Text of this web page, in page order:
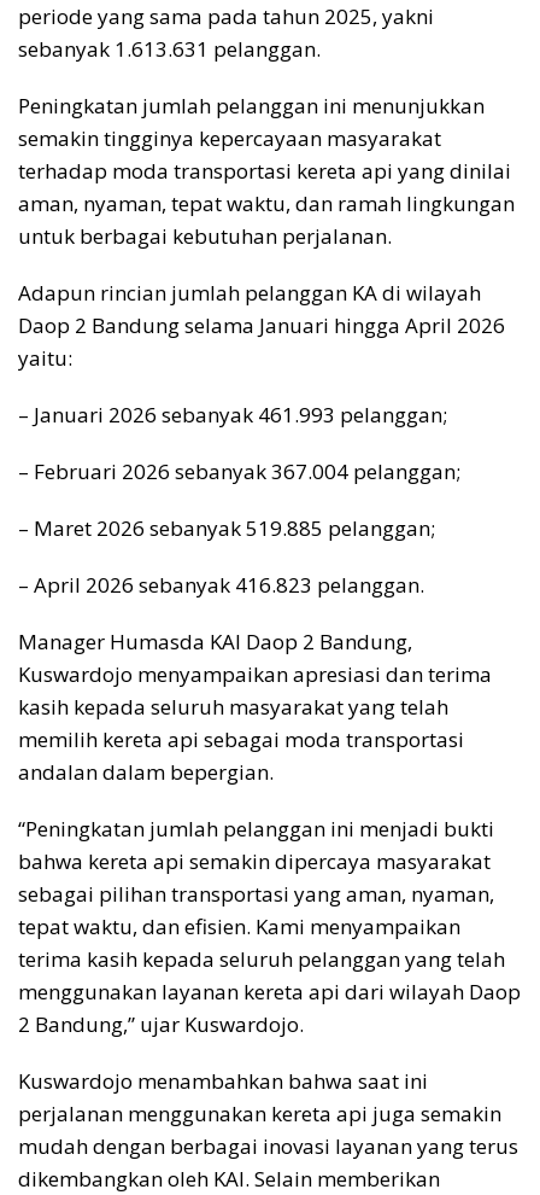
periode yang sama pada tahun 2025, yakni
sebanyak 1.613.631 pelanggan.
Peningkatan jumlah pelanggan ini menunjukkan
semakin tingginya kepercayaan masyarakat
terhadap moda transportasi kereta api yang dinilai
aman, nyaman, tepat waktu, dan ramah lingkungan
untuk berbagai kebutuhan perjalanan.
Adapun rincian jumlah pelanggan KA di wilayah
Daop 2 Bandung selama Januari hingga April 2026
yaitu:
– Januari 2026 sebanyak 461.993 pelanggan;
– Februari 2026 sebanyak 367.004 pelanggan;
– Maret 2026 sebanyak 519.885 pelanggan;
– April 2026 sebanyak 416.823 pelanggan.
Manager Humasda KAI Daop 2 Bandung,
Kuswardojo menyampaikan apresiasi dan terima
kasih kepada seluruh masyarakat yang telah
memilih kereta api sebagai moda transportasi
andalan dalam bepergian.
“Peningkatan jumlah pelanggan ini menjadi bukti
bahwa kereta api semakin dipercaya masyarakat
sebagai pilihan transportasi yang aman, nyaman,
tepat waktu, dan efisien. Kami menyampaikan
terima kasih kepada seluruh pelanggan yang telah
menggunakan layanan kereta api dari wilayah Daop
2 Bandung,” ujar Kuswardojo.
Kuswardojo menambahkan bahwa saat ini
perjalanan menggunakan kereta api juga semakin
mudah dengan berbagai inovasi layanan yang terus
dikembangkan oleh KAI. Selain memberikan